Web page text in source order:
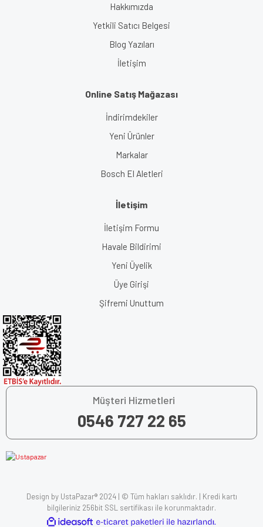
Hakkımızda
Yetkili Satıcı Belgesi
Blog Yazıları
İletişim
Online Satış Mağazası
İndirimdekiler
Yeni Ürünler
Markalar
Bosch El Aletleri
İletişim
İletişim Formu
Havale Bildirimi
Yeni Üyelik
Üye Girişi
Şifremi Unuttum
Müşteri Hizmetleri
0546 727 22 65
Design by UstaPazar® 2024 | © Tüm hakları saklıdır. | Kredi kartı
bilgileriniz 256bit SSL sertifikası ile korunmaktadır.
ideasoft e-